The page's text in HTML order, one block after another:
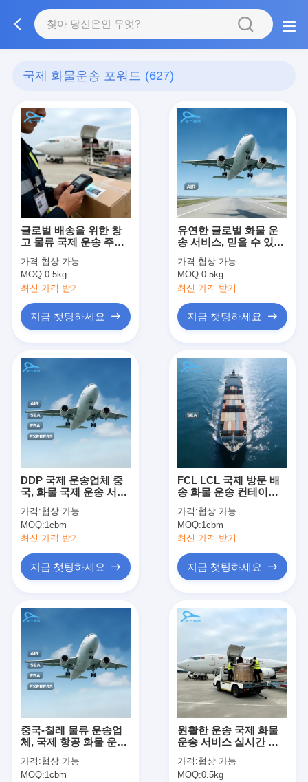
국제 화물운송 포워드 (627)
글로벌 배송을 위한 창
고 물류 국제 운송 주선
가격:협상 가능
MOQ:0.5kg
최신 가격 받기
지금 챗팅하세요
유연한 글로벌 화물 운
송 서비스, 믿을 수 있는
가격:협상 가능
MOQ:0.5kg
최신 가격 받기
지금 챗팅하세요
DDP 국제 운송업체 중
국, 화물 국제 운송 서비
가격:협상 가능
MOQ:1cbm
최신 가격 받기
지금 챗팅하세요
FCL LCL 국제 방문 배
송 화물 운송 컨테이너
40hq
가격:협상 가능
MOQ:1cbm
최신 가격 받기
지금 챗팅하세요
중국-칠레 물류 운송업
체, 국제 항공 화물 운송
가격:협상 가능
MOQ:1cbm
원활한 운송 국제 화물
운송 서비스 실시간 추
가격:협상 가능
MOQ:0.5kg